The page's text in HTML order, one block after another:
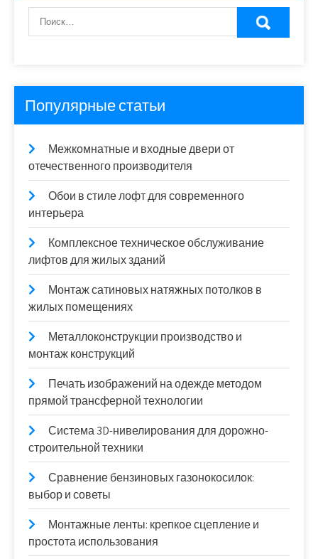
Популярные статьи
Межкомнатные и входные двери от
отечественного производителя
Обои в стиле лофт для современного
интерьера
Комплексное техническое обслуживание
лифтов для жилых зданий
Монтаж сатиновых натяжных потолков в
жилых помещениях
Металлоконструкции производство и
монтаж конструкций
Печать изображений на одежде методом
прямой трансферной технологии
Система 3D-нивелирования для дорожно-
строительной техники
Сравнение бензиновых газонокосилок:
выбор и советы
Монтажные ленты: крепкое сцепление и
простота использования